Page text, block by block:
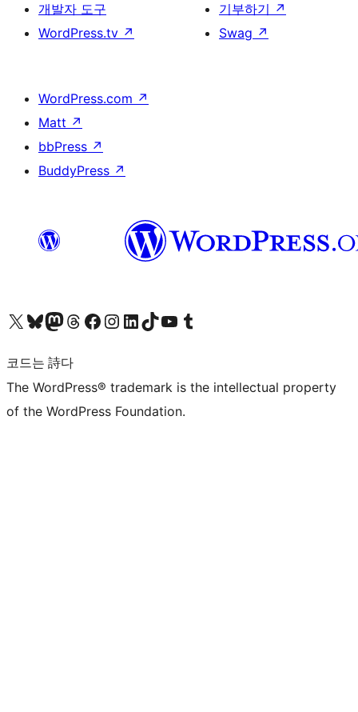
개발자 도구
WordPress.tv ↗
기부하기 ↗
Swag ↗
WordPress.com ↗
Matt ↗
bbPress ↗
BuddyPress ↗
X(이전 트위터) 계정 방문하기블루스카이 계정 방문하기마스토돈 계정 방문하기스레드 계정 방문하기 페이스북 페이지 방문하기인스타그램 계정 방문하기 LinkedIn 계정 방문하기틱톡 계정 방문하기유튜브 채널 방문하기 텀블러 계정 방문하기
코드는 詩다
The WordPress® trademark is the intellectual property
of the WordPress Foundation.